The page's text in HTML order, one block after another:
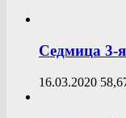
Седмица 3-
16.03.2020